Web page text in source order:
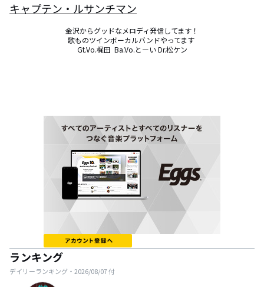
キャプテン・ルサンチマン
金沢からグッドなメロディ発信してます！
歌ものツインボーカルバンドやってます
Gt.Vo.梶田  Ba.Vo.とーい Dr.松ケン
ランキング
デイリーランキング・ 2026/08/07付